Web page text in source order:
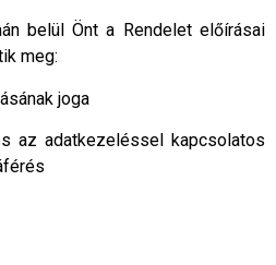
belül Önt a Rendelet előírásai
meg:
joga
az adatkezeléssel kapcsolatos